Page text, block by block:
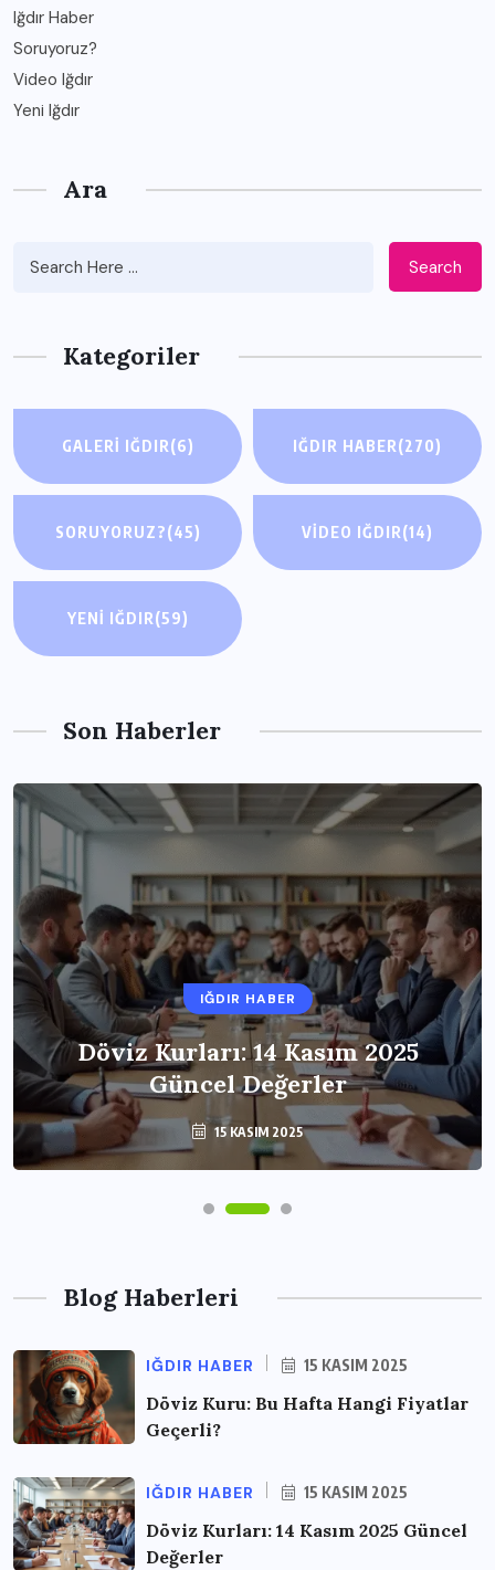
Iğdır Haber
Soruyoruz?
Video Iğdır
Yeni Iğdır
Ara
Search
Kategoriler
GALERI IĞDIR(6) IĞDIR HABER(270)
SORUYORUZ?(45) VIDEO IĞDIR(14)
YENI IĞDIR(59)
Son Haberler
IĞDIR HABER
Döviz Kurları: 14 Kasım 2025
Güncel Değerler
15 KASIM 2025
Blog Haberleri
IĞDIR HABER 15 KASIM 2025
Döviz Kuru: Bu Hafta Hangi Fiyatlar
Geçerli?
IĞDIR HABER 15 KASIM 2025
Döviz Kurları: 14 Kasım 2025 Güncel
Değerler